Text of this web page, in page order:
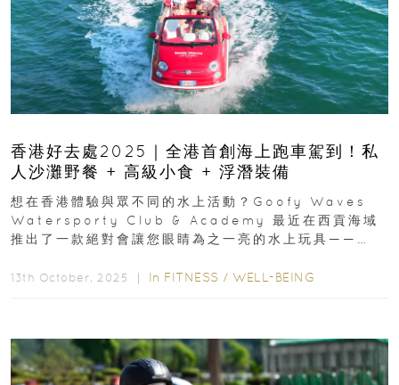
香港好去處2025｜全港首創海上跑車駕到！私
人沙灘野餐 + 高級小食 + 浮潛裝備
想在香港體驗與眾不同的水上活動？Goofy Waves
Watersporty Club & Academy 最近在西貢海域
推出了一款絕對會讓您眼睛為之一亮的水上玩具——
13th October, 2025 ｜ In FITNESS / WELL-BEING